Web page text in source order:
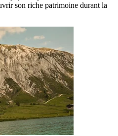
son riche patrimoine durant la